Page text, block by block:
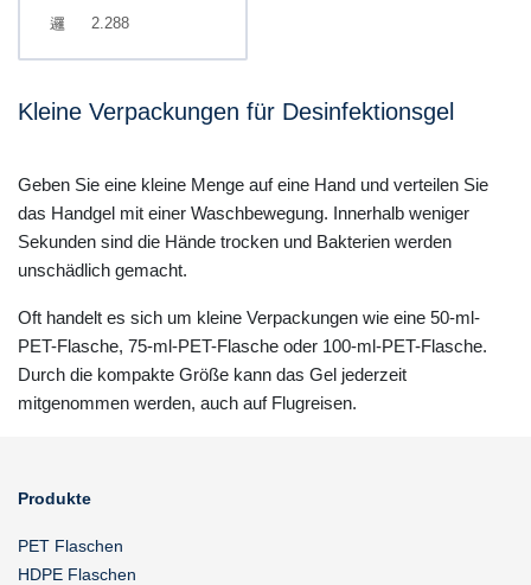
2.288
Kleine Verpackungen für Desinfektionsgel
Geben Sie eine kleine Menge auf eine Hand und verteilen Sie
das Handgel mit einer Waschbewegung. Innerhalb weniger
Sekunden sind die Hände trocken und Bakterien werden
unschädlich gemacht.
Oft handelt es sich um kleine Verpackungen wie eine 50-ml-
PET-Flasche, 75-ml-PET-Flasche oder 100-ml-PET-Flasche.
Durch die kompakte Größe kann das Gel jederzeit
mitgenommen werden, auch auf Flugreisen.
Produkte
PET Flaschen
HDPE Flaschen